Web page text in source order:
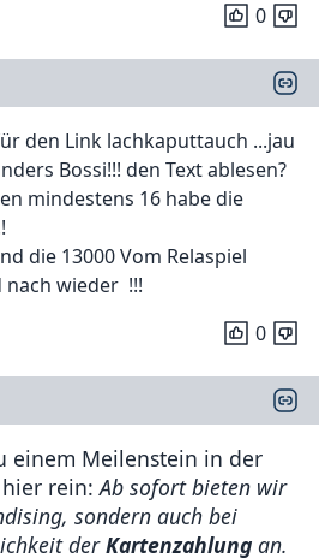
0
den Link lachkaputtauch ...jau
Bossi!!! den Text ablesen?
mindestens 16 habe die
die 13000 Vom Relaspiel
nach wieder !!!
0
einem Meilenstein in der
hier rein:Ab sofort bieten wir
sondern auch bei
derKartenzahlung an.